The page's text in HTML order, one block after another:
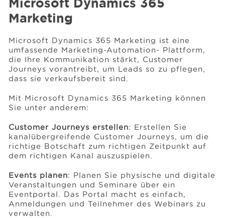
Microsoft Dynamics 365
Marketing
Microsoft Dynamics 365 Marketing ist eine
umfassende Marketing-Automation- Plattform,
die Ihre Kommunikation stärkt, Customer
Journeys vorantreibt, um Leads so zu pflegen,
dass sie verkaufsbereit sind.
Mit Microsoft Dynamics 365 Marketing können
Sie unter anderem:
Customer Journeys erstellen: Erstellen Sie
kanalübergreifende Customer Journeys, um die
richtige Botschaft zum richtigen Zeitpunkt auf
dem richtigen Kanal auszuspielen.
Events planen: Planen Sie physische und digitale
Veranstaltungen und Seminare über ein
Eventportal. Das Portal macht es einfach,
Anmeldungen und Teilnehmer des Webinars zu
verwalten.